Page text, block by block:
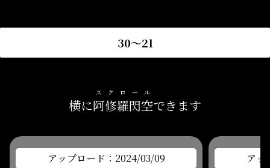
30〜21
横に阿修羅閃空
スクロール
できます
アップロード：2024/03/09 アッ